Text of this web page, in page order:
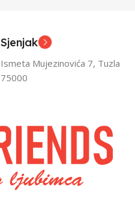
FILTRIRAJ PO TEŽINI
Sjenjak
Ismeta Mujezinovića 7, Tuzla
75000